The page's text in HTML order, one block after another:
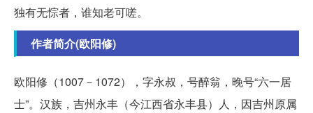
独有无悰者，谁知老可嗟。
作者简介(欧阳修)
欧阳修（1007－1072），字永叔，号醉翁，晚号“六一居
士”。汉族，吉州永丰（今江西省永丰县）人，因吉州原属